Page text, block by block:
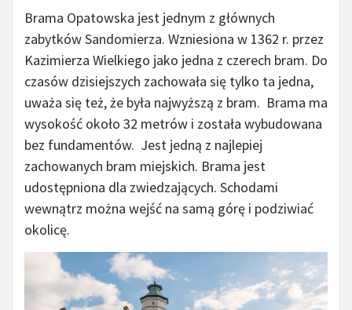
Brama Opatowska jest jednym z głównych
zabytków Sandomierza. Wzniesiona w 1362 r. przez
Kazimierza Wielkiego jako jedna z czerech bram. Do
czasów dzisiejszych zachowała się tylko ta jedna,
uważa się też, że była najwyższą z bram. Brama ma
wysokość około 32 metrów i została wybudowana
bez fundamentów. Jest jedną z najlepiej
zachowanych bram miejskich. Brama jest
udostępniona dla zwiedzających. Schodami
wewnątrz można wejść na samą górę i podziwiać
okolicę.